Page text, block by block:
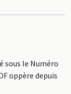
sous le Numéro
oppère depuis